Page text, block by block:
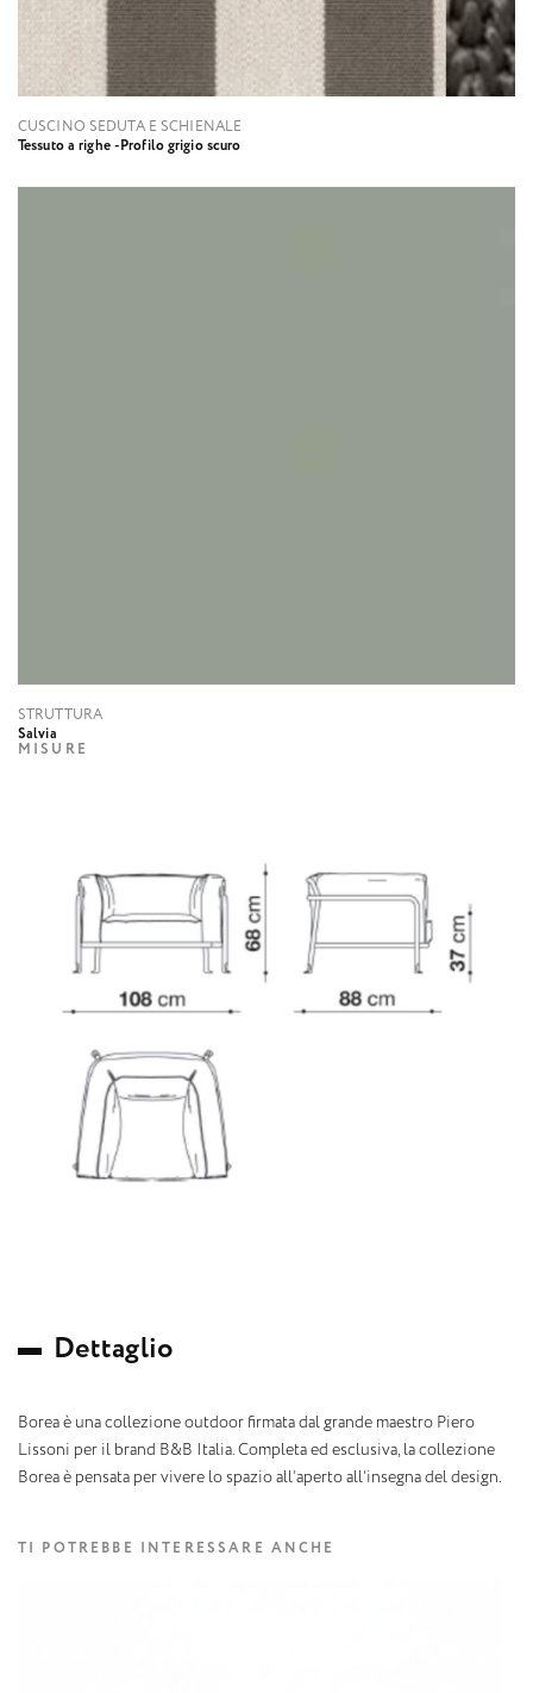
CUSCINO SEDUTA E SCHIENALE
Tessuto a righe -Profilo grigio scuro
STRUTTURA
Salvia
MISURE
Dettaglio
Borea è una collezione outdoor firmata dal grande maestro Piero
Lissoni per il brand B&B Italia. Completa ed esclusiva, la collezione
Borea è pensata per vivere lo spazio all’aperto all’insegna del design.
TI POTREBBE INTERESSARE ANCHE